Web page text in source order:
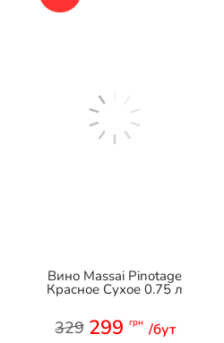
Вино Massai Pinotage
Красное Сухое 0.75 л
329 299 грн /бут